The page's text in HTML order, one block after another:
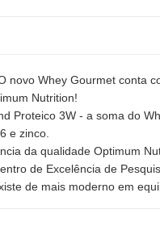
Whey Gourmet
Nutrition!
Proteico 3W - a soma do
e zinco.
da qualidade Optimum
de Excelência de
de mais moderno em